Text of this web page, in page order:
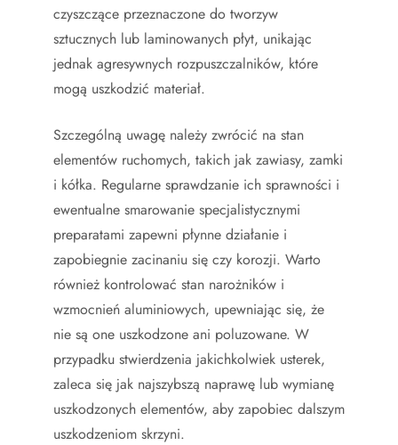
czyszczące przeznaczone do tworzyw
sztucznych lub laminowanych płyt, unikając
jednak agresywnych rozpuszczalników, które
mogą uszkodzić materiał.
Szczególną uwagę należy zwrócić na stan
elementów ruchomych, takich jak zawiasy, zamki
i kółka. Regularne sprawdzanie ich sprawności i
ewentualne smarowanie specjalistycznymi
preparatami zapewni płynne działanie i
zapobiegnie zacinaniu się czy korozji. Warto
również kontrolować stan narożników i
wzmocnień aluminiowych, upewniając się, że
nie są one uszkodzone ani poluzowane. W
przypadku stwierdzenia jakichkolwiek usterek,
zaleca się jak najszybszą naprawę lub wymianę
uszkodzonych elementów, aby zapobiec dalszym
uszkodzeniom skrzyni.